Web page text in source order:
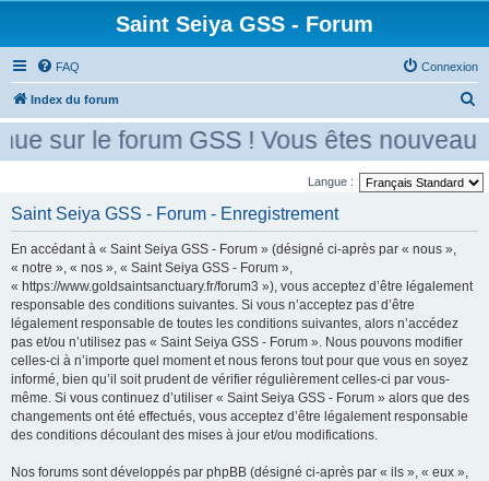
Saint Seiya GSS - Forum
FAQ Connexion
Index du forum
e
h
r
sur le forum GSS ! Vous êtes nouveau
Langue :
Saint Seiya GSS - Forum - Enregistrement
En accédant à « Saint Seiya GSS - Forum » (désigné ci-après par « nous »,
« notre », « nos », « Saint Seiya GSS - Forum »,
« https://www.goldsaintsanctuary.fr/forum3 »), vous acceptez d’être légalement
responsable des conditions suivantes. Si vous n’acceptez pas d’être
légalement responsable de toutes les conditions suivantes, alors n’accédez
pas et/ou n’utilisez pas « Saint Seiya GSS - Forum ». Nous pouvons modifier
celles-ci à n’importe quel moment et nous ferons tout pour que vous en soyez
informé, bien qu’il soit prudent de vérifier régulièrement celles-ci par vous-
même. Si vous continuez d’utiliser « Saint Seiya GSS - Forum » alors que des
changements ont été effectués, vous acceptez d’être légalement responsable
des conditions découlant des mises à jour et/ou modifications.
Nos forums sont développés par phpBB (désigné ci-après par « ils », « eux »,